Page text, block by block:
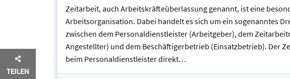
Zeitarbeit, auch Arbeitskräfteüberlassung genannt, ist eine
Arbeitsorganisation. Dabei handelt es sich um ein sogenanntes
zwischen dem Personaldienstleister (Arbeitgeber), dem
Angestellter) und dem Beschäftigerbetrieb (Einsatzbetrieb). Der
beim Personaldienstleister direkt…
TEILEN